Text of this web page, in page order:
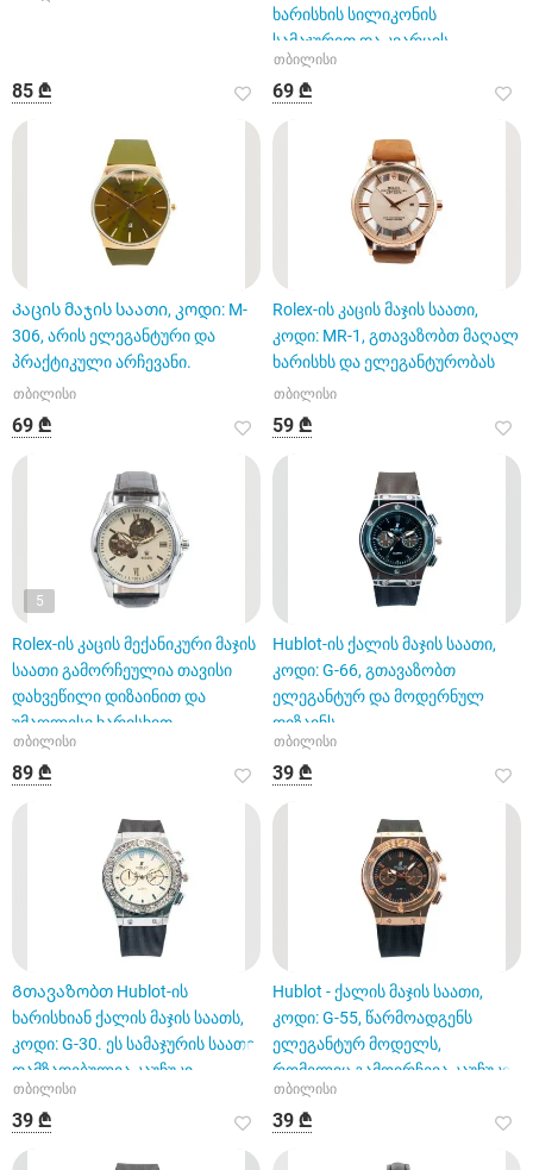
85 ₾
ხარისხის სილიკონის
სამაჯურით და კვარცის
მექანიზმით
თბილისი
69 ₾
Კაცის მაჯის საათი, კოდი: M-
306, არის ელეგანტური და
პრაქტიკული არჩევანი.
თბილისი
69 ₾
Rolex-ის კაცის მაჯის საათი,
კოდი: MR-1, გთავაზობთ მაღალ
ხარისხს და ელეგანტურობას
თბილისი
59 ₾
5
Rolex-ის კაცის მექანიკური მაჯის
საათი გამორჩეულია თავისი
დახვეწილი დიზაინით და
უმაღლესი ხარისხით
თბილისი
89 ₾
Hublot-ის ქალის მაჯის საათი,
კოდი: G-66, გთავაზობთ
ელეგანტურ და მოდერნულ
დიზაინს
თბილისი
39 ₾
Გთავაზობთ Hublot-ის
ხარისხიან ქალის მაჯის საათს,
კოდი: G-30. ეს სამაჯურის საათი
დამზადებულია კაუჩუკი
თბილისი
39 ₾
Hublot - ქალის მაჯის საათი,
კოდი: G-55, წარმოადგენს
ელეგანტურ მოდელს,
რომელიც გამოირჩევა კაუჩუკის
სა
თბილისი
39 ₾